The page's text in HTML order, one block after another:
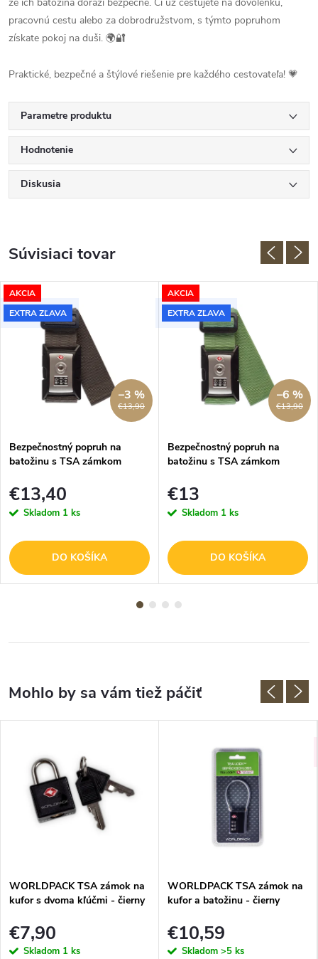
že ich batožina dorazí bezpečne. Či už cestujete na dovolenku,
pracovnú cestu alebo za dobrodružstvom, s týmto popruhom
získate pokoj na duši. 🌍🔐
Praktické, bezpečné a štýlové riešenie pre každého cestovateľa! 💗
Parametre produktu
Hodnotenie
Diskusia
Súvisiaci tovar
AKCIA
EXTRA ZĽAVA
€13,90
–3 %
Bezpečnostný popruh na
batožinu s TSA zámkom
€13,40
Skladom 1 ks
DO KOŠÍKA
AKCIA
EXTRA ZĽAVA
€13,90
–6 %
Bezpečnostný popruh na
batožinu s TSA zámkom
€13
Skladom 1 ks
DO KOŠÍKA
WORLDPACK TSA zámok na
kufor s dvoma kľúčmi - čierny
€7,90
Skladom 1 ks
WORLDPACK TSA zámok na
kufor a batožinu - čierny
€10,59
Skladom >5 ks